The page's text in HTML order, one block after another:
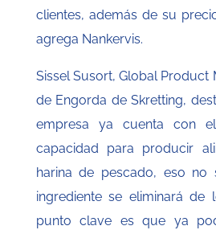
clientes, además de su
agrega Nankervis.
Sissel Susort, Global Product
de Engorda de Skretting,
empresa ya cuenta con
capacidad para producir
harina de pescado, eso no
ingrediente se eliminará de
punto clave es que ya